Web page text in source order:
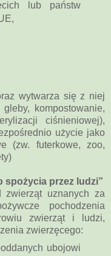
lub państw
wytwarza się z niej
kompostowanie,
ciśnieniowej),
użycie jako
(zw. futerkowe, zoo,
spożycia przez ludzi”
zwierząt uznanych za
pochodzenia
zwierząt i ludzi,
zwierzęcego:
ubojowi